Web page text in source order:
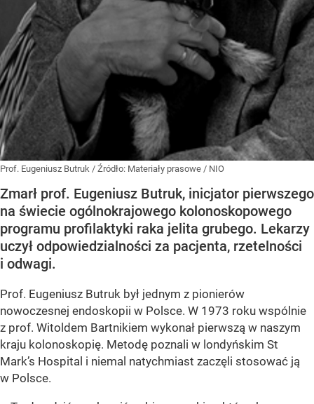
Prof. Eugeniusz Butruk / Źródło: Materiały prasowe / NIO
Zmarł prof. Eugeniusz Butruk, inicjator pierwszego
na świecie ogólnokrajowego kolonoskopowego
programu profilaktyki raka jelita grubego. Lekarzy
uczył odpowiedzialności za pacjenta, rzetelności
i odwagi.
Prof. Eugeniusz Butruk był jednym z pionierów
nowoczesnej endoskopii w Polsce. W 1973 roku wspólnie
z prof. Witoldem Bartnikiem wykonał pierwszą w naszym
kraju kolonoskopię. Metodę poznali w londyńskim St
Mark’s Hospital i niemal natychmiast zaczęli stosować ją
w Polsce.